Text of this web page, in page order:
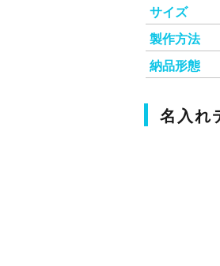
サイズ
製作方法
納品形態
名入れ